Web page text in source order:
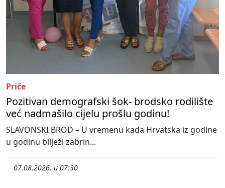
Priče
Pozitivan demografski šok- brodsko rodilište
već nadmašilo cijelu prošlu godinu!
SLAVONSKI BROD – U vremenu kada Hrvatska iz godine
u godinu bilježi zabrin...
07.08.2026. u 07:30